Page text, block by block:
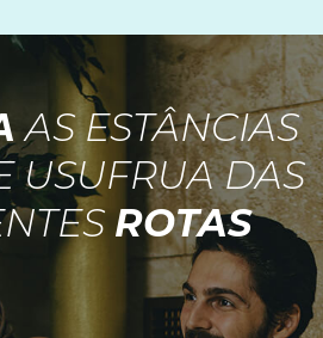
AS ESTÂNCIAS
USUFRUA DAS
ROTAS